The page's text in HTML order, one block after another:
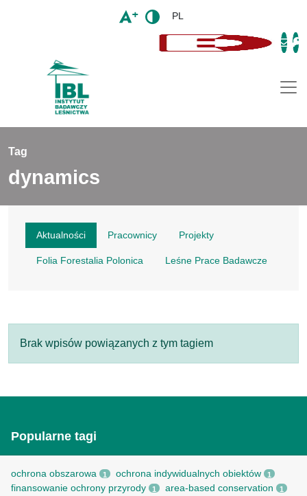
PL
Tag
dynamics
Aktualności Pracownicy Projekty
Folia Forestalia Polonica Leśne Prace Badawcze
Brak wpisów powiązanych z tym tagiem
Popularne tagi
ochrona obszarowa 1 ochrona indywidualnych obiektów 1
finansowanie ochrony przyrody 1 area-based conservation 1